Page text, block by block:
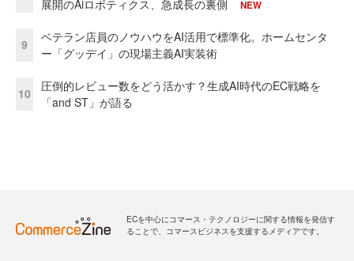
展開のAiロボティクス、急成長の裏側
NEW
9
ベテラン店員のノウハウをAI活用で標準化。ホームセンタ
ー「グッデイ」の現場主義AI実装術
10
圧倒的レビュー数をどう活かす？生成AI時代のEC戦略を
「and ST」が語る
ECを中心にコマース・テクノロジーに関する情報を発信す
ることで、コマースビジネスを支援するメディアです。